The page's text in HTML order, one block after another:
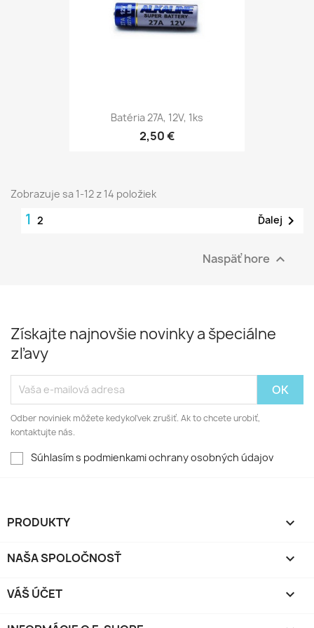
Batéria 27A, 12V, 1ks
2,50 €
Zobrazuje sa 1-12 z 14 položiek
1 2 Ďalej 
Naspäť hore 
Získajte najnovšie novinky a špeciálne
zľavy
Odber noviniek môžete kedykoľvek zrušiť. Ak to chcete urobiť,
kontaktujte nás.
Súhlasím s podmienkami ochrany osobných údajov
PRODUKTY 
NAŠA SPOLOČNOSŤ 
VÁŠ ÚČET 